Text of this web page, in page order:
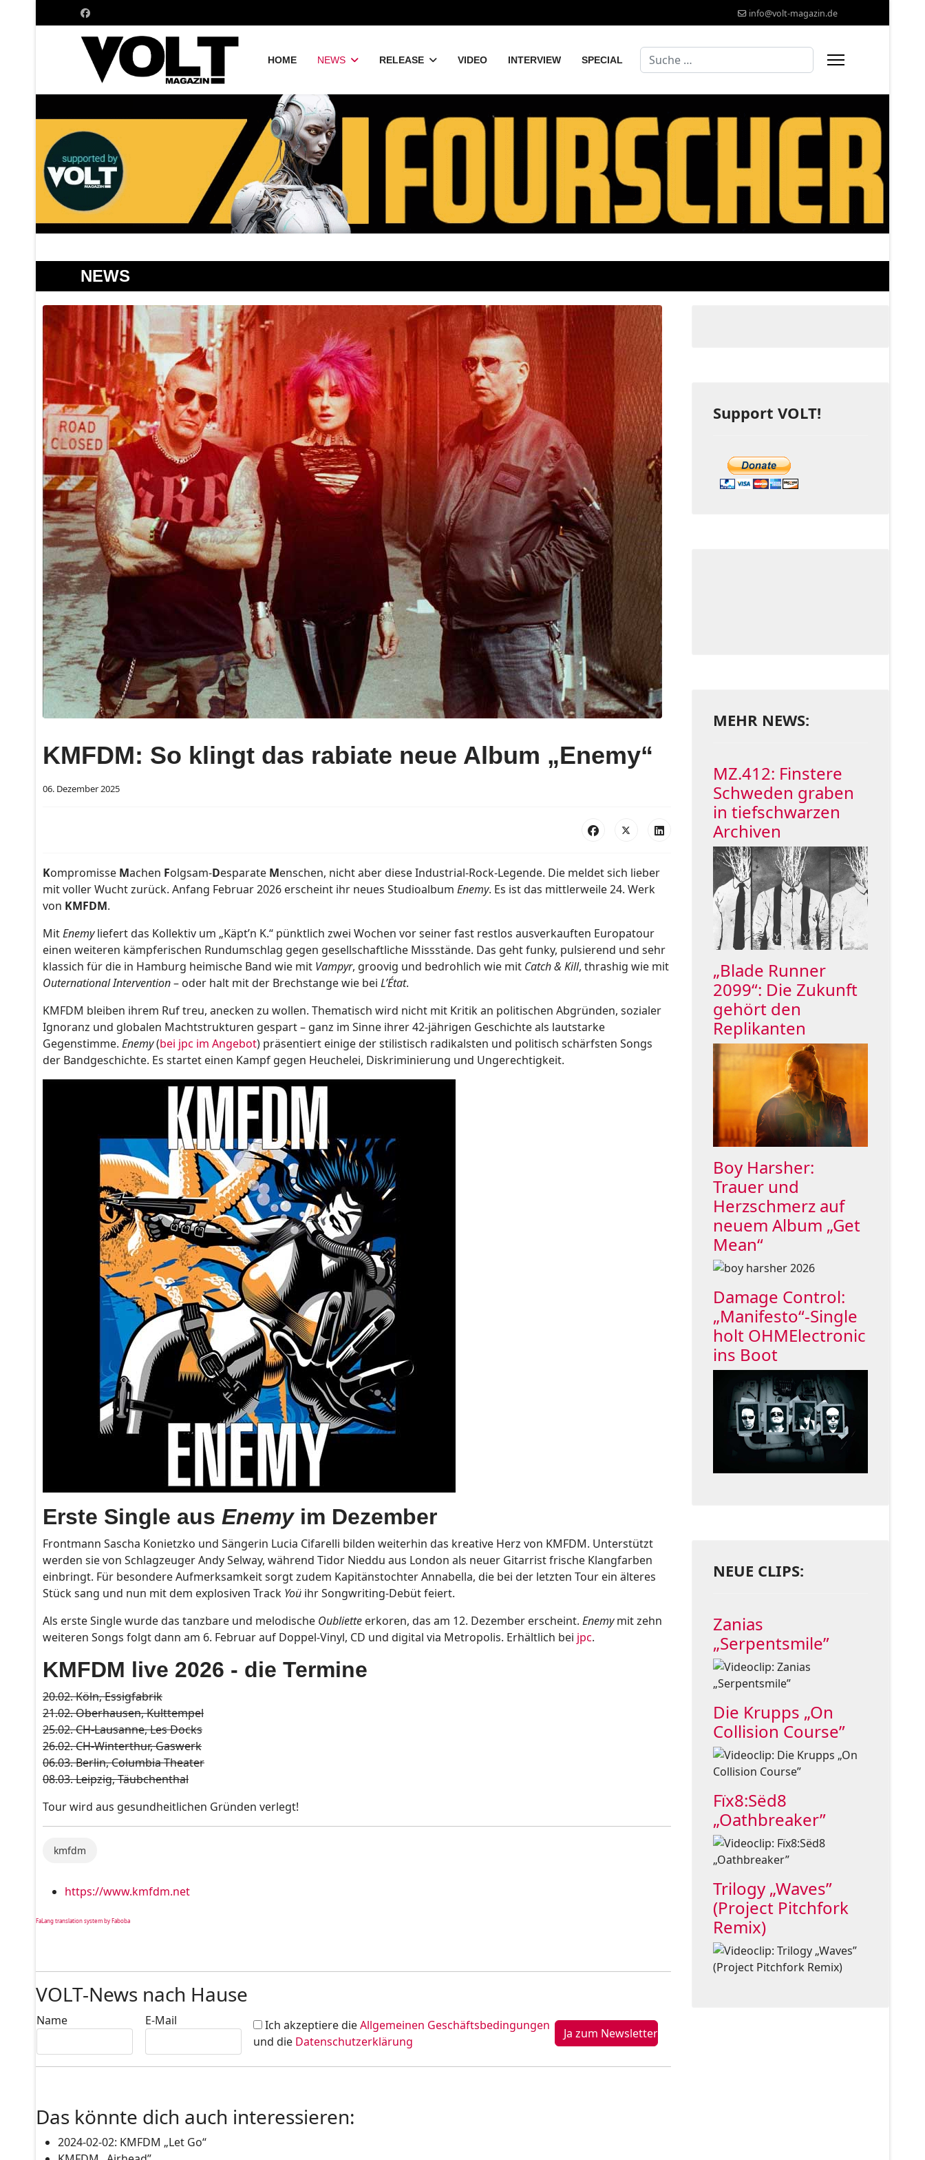
info@volt-magazin.de
HOME NEWS RELEASE VIDEO INTERVIEW SPECIAL Suchen
NEWS
KMFDM: So klingt das rabiate neue Album „Enemy“
06. Dezember 2025
Kompromisse Machen Folgsam-Desparate Menschen, nicht aber diese Industrial-Rock-Legende. Die meldet sich lieber
mit voller Wucht zurück. Anfang Februar 2026 erscheint ihr neues Studioalbum Enemy. Es ist das mittlerweile 24. Werk
von KMFDM.
MitEnemyliefert das Kollektiv um „Käpt’n K.“ pünktlich zwei Wochen vor seiner fast restlos ausverkauften Europatour
einen weiteren kämpferischen Rundumschlag gegen gesellschaftliche Missstände. Das geht funky, pulsierend und sehr
klassich für die in Hamburg heimische Band wie mit Vampyr, groovig und bedrohlich wie mit Catch & Kill, thrashig wie mit
Outernational Intervention– oder halt mit der Brechstange wie bei L’État.
KMFDM bleiben ihrem Ruf treu, anecken zu wollen. Thematisch wird nicht mit Kritik an politischen Abgründen, sozialer
Ignoranz und globalen Machtstrukturen gespart – ganz im Sinne ihrer 42-jährigen Geschichte als lautstarke
Gegenstimme. Enemy(bei jpc im Angebot) präsentiert einige der stilistisch radikalsten und politisch schärfsten Songs
der Bandgeschichte. Es startet einen Kampf gegen Heuchelei, Diskriminierung und Ungerechtigkeit.
Erste Single aus Enemyim Dezember
Frontmann Sascha Konietzko und Sängerin Lucia Cifarelli bilden weiterhin das kreative Herz von KMFDM. Unterstützt
werden sie von Schlagzeuger Andy Selway, während Tidor Nieddu aus London als neuer Gitarrist frische Klangfarben
einbringt. Für besondere Aufmerksamkeit sorgt zudem Kapitänstochter Annabella, die bei der letzten Tour ein älteres
Stück sang und nun mit dem explosiven Track Yoü ihr Songwriting-Debüt feiert.
Als erste Single wurde das tanzbare und melodische Oubliette erkoren, das am 12. Dezember erscheint. Enemymit zehn
weiteren Songs folgt dann am 6. Februar auf Doppel-Vinyl, CD und digital via Metropolis. Erhältlich bei jpc.
KMFDM live 2026 - die Termine
20.02. Köln, Essigfabrik
21.02. Oberhausen, Kulttempel
25.02. CH-Lausanne, Les Docks
26.02. CH-Winterthur, Gaswerk
06.03. Berlin, Columbia Theater
08.03. Leipzig, Täubchenthal
Tour wird aus gesundheitlichen Gründen verlegt!
kmfdm
https://www.kmfdm.net
FaLang translation system by Faboba
VOLT-News nach Hause
Name E-Mail Ich akzeptiere dieAllgemeinen Geschäftsbedingungen
und die Datenschutzerklärung
Das könnte dich auch interessieren:
2024-02-02: KMFDM „Let Go“
Support VOLT!
MEHR NEWS:
MZ.412: Finstere
Schweden graben
in tiefschwarzen
Archiven
„Blade Runner
2099“: Die Zukunft
gehört den
Replikanten
Boy Harsher:
Trauer und
Herzschmerz auf
neuem Album „Get
Mean“
Damage Control:
„Manifesto“-Single
holt OHMElectronic
ins Boot
NEUE CLIPS:
Zanias
„Serpentsmile”
Die Krupps „On
Collision Course”
Fïx8:Sëd8
„Oathbreaker”
Trilogy „Waves”
(Project Pitchfork
Remix)